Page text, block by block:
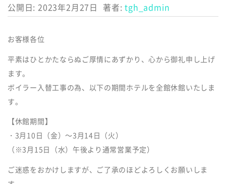
公開日: 2023年2月27日 著者:tgh_admin
お客様各位
平素はひとかたならぬご厚情にあずかり、心から御礼申し上げ
ます。
ボイラー入替工事の為、以下の期間ホテルを全館休館いたしま
す。
【休館期間】
・3月10日（金）～3月14日（火）
（※3月15日（水）午後より通常営業予定）
ご迷惑をおかけしますが、ご了承のほどよろしくお願いしま